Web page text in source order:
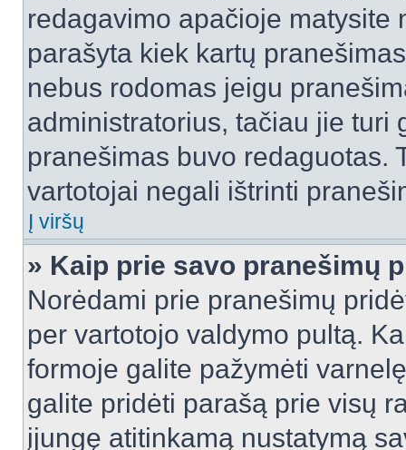
redagavimo apačioje matysite
parašyta kiek kartų
nebus rodomas jeigu
administratorius, tačiau jie turi
pranešimas buvo redaguotas.
vartotojai negali ištrinti
Į viršų
» Kaip prie savo pranešimų
Norėdami prie pranešimų
per vartotojo valdymo pultą.
formoje galite pažymėti
galite pridėti parašą prie visų
įjungę atitinkamą nustatymą